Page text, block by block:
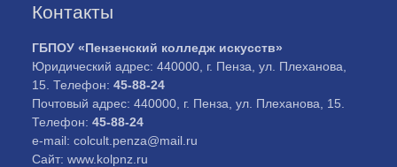
Контакты
ГБПОУ «Пензенский колледж искусств»
Юридический адрес: 440000, г. Пенза, ул. Плеханова,
15. Телефон:45-88-24
Почтовый адрес: 440000, г. Пенза, ул. Плеханова, 15.
Телефон:45-88-24
e-mail: colcult.penza@mail.ru
Сайт: www.kolpnz.ru